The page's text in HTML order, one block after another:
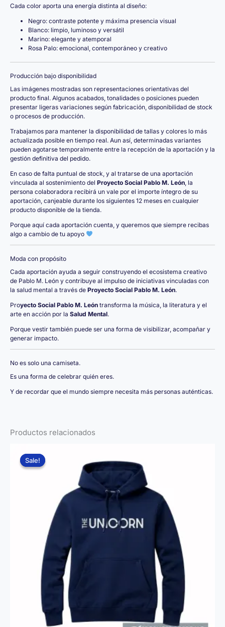
Cada color aporta una energía distinta al diseño:
Negro: contraste potente y máxima presencia visual
Blanco: limpio, luminoso y versátil
Marino: elegante y atemporal
Rosa Palo: emocional, contemporáneo y creativo
Producción bajo disponibilidad
Las imágenes mostradas son representaciones orientativas del
producto final. Algunos acabados, tonalidades o posiciones pueden
presentar ligeras variaciones según fabricación, disponibilidad de stock
o procesos de producción.
Trabajamos para mantener la disponibilidad de tallas y colores lo más
actualizada posible en tiempo real. Aun así, determinadas variantes
pueden agotarse temporalmente entre la recepción de la aportación y la
gestión definitiva del pedido.
En caso de falta puntual de stock, y al tratarse de una aportación
vinculada al sostenimiento del Proyecto Social Pablo M. León , la
persona colaboradora recibirá un vale por el importe íntegro de su
aportación, canjeable durante los siguientes 12 meses en cualquier
producto disponible de la tienda.
Porque aquí cada aportación cuenta, y queremos que siempre recibas
algo a cambio de tu apoyo
Moda con propósito
Cada aportación ayuda a seguir construyendo el ecosistema creativo
de Pablo M. León y contribuye al impulso de iniciativas vinculadas con
la salud mental a través de Proyecto Social Pablo M. León.
Proyecto Social Pablo M. León transforma la música, la literatura y el
arte en acción por la Salud Mental.
Porque vestir también puede ser una forma de visibilizar, acompañar y
generar impacto.
No es solo una camiseta.
Es una forma de celebrar quién eres.
Y de recordar que el mundo siempre necesita más personas auténticas.
Productos relacionados
Sale!
Sale!